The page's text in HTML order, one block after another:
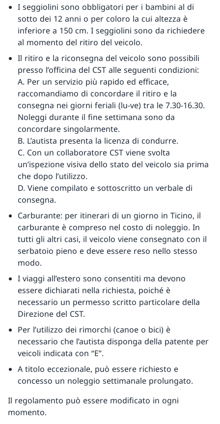
I seggiolini sono obbligatori per i bambini al di
sotto dei 12 anni o per coloro la cui altezza è
inferiore a 150 cm. I seggiolini sono da richiedere
al momento del ritiro del veicolo.
Il ritiro e la riconsegna del veicolo sono possibili
presso l’officina del CST alle seguenti condizioni:
A. Per un servizio più rapido ed efficace,
raccomandiamo di concordare il ritiro e la
consegna nei giorni feriali (lu-ve) tra le 7.30-16.30.
Noleggi durante il fine settimana sono da
concordare singolarmente.
B. L’autista presenta la licenza di condurre.
C. Con un collaboratore CST viene svolta
un’ispezione visiva dello stato del veicolo sia prima
che dopo l’utilizzo.
D. Viene compilato e sottoscritto un verbale di
consegna.
Carburante: per itinerari di un giorno in Ticino, il
carburante è compreso nel costo di noleggio. In
tutti gli altri casi, il veicolo viene consegnato con il
serbatoio pieno e deve essere reso nello stesso
modo.
I viaggi all’estero sono consentiti ma devono
essere dichiarati nella richiesta, poiché è
necessario un permesso scritto particolare della
Direzione del CST.
Per l’utilizzo dei rimorchi (canoe o bici) è
necessario che l’autista disponga della patente per
veicoli indicata con “E”.
A titolo eccezionale, può essere richiesto e
concesso un noleggio settimanale prolungato.
Il regolamento può essere modificato in ogni
momento.